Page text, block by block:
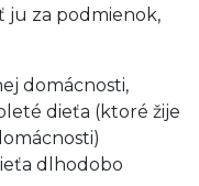
ju za podmienok,
domácnosti,
dieťa (ktoré žije
dlhodobo